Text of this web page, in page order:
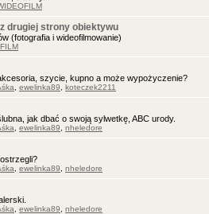
drugiej strony obiektywu
(fotografia i wideofilmowanie)
szycie, kupno a może wypożyczenie?
ewelinka89 koteczek2211
jak dbać o swoją sylwetkę, ABC urody.
ewelinka89 nheledore
ewelinka89 nheledore
ewelinka89 nheledore